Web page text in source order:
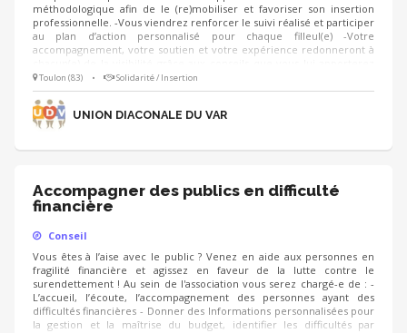
méthodologique afin de le (re)mobiliser et favoriser son insertion
professionnelle. -Vous viendrez renforcer le suivi réalisé et participer
au plan d’action personnalisé pour chaque filleul(e) -Votre
accompagnement, votre soutien et votre expérience redonneront à
pour agir sur la confiance en soi, les postures adaptées, les mises en
relation professionnelles, la préparation d'entretiens d'embauche... -
Votre écoute, votre patience et votre tact redonneront confiance aux
filleul(e)s.
Toulon (83) • Solidarité / Insertion
UNION DIACONALE DU VAR
Accompagner des publics en difficulté
financière
Conseil
Vous êtes à l’aise avec le public ? Venez en aide aux personnes en
fragilité financière et agissez en faveur de la lutte contre le
surendettement ! Au sein de l'association vous serez chargé-e de : -
L’accueil, l’écoute, l’accompagnement des personnes ayant des
difficultés financières - Donner des Informations personnalisées pour
la gestion et la maîtrise du budget, identifier les difficultés par